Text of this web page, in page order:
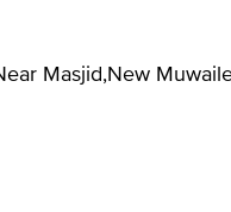
Masjid,New